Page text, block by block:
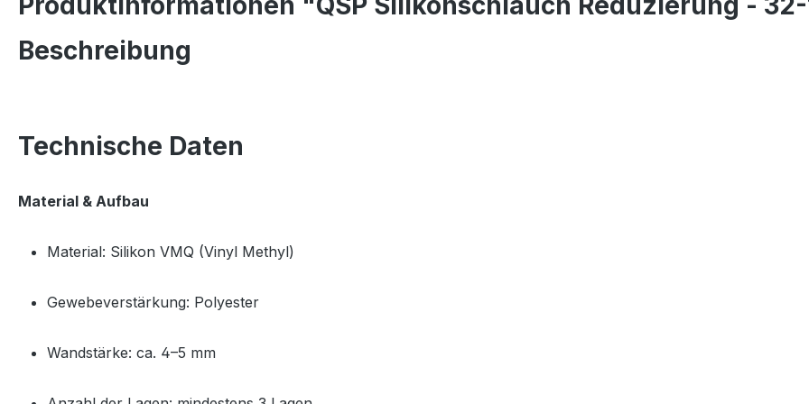
Beschreibung
Technische Daten
Material & Aufbau
Material: Silikon VMQ (Vinyl Methyl)
Gewebeverstärkung: Polyester
Wandstärke: ca. 4–5 mm